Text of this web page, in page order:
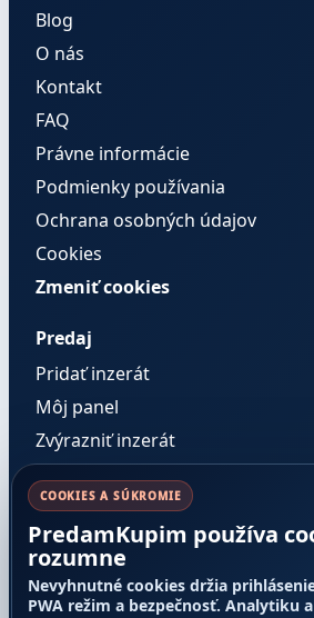
Blog
O nás
Kontakt
FAQ
Právne informácie
Podmienky používania
Ochrana osobných údajov
Cookies
Zmeniť cookies
Predaj
Pridať inzerát
Môj panel
Zvýrazniť inzerát
Pravidlá a dôvera
Cenník služieb
Pravidlá inzercie
COOKIES A SÚKROMIE
PredamKupim používa
rozumne
Nevyhnutné cookies držia
PWA režim a bezpečnosť. Analytiku